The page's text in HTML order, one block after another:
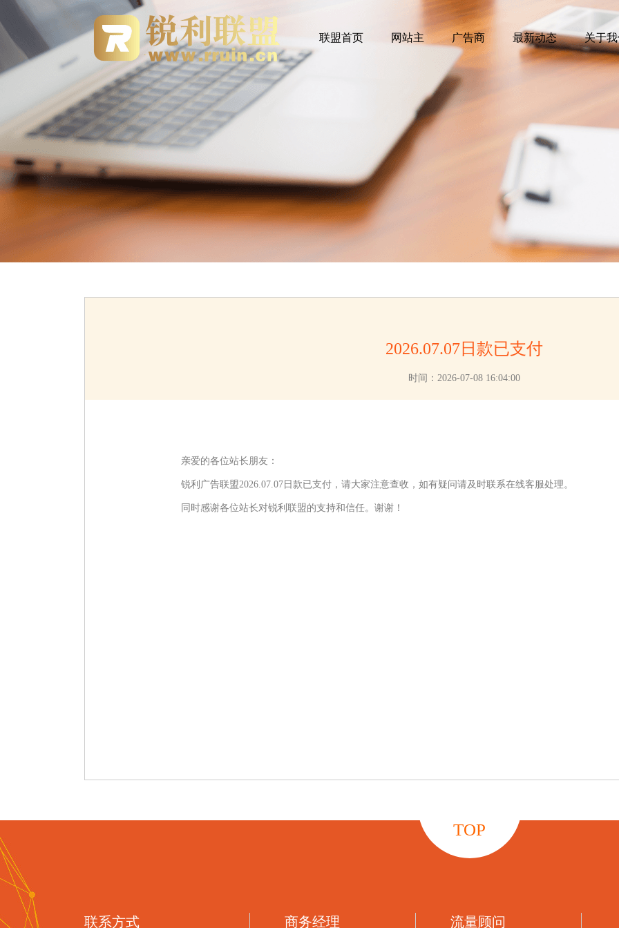
联盟首页 网站主 广告商 最新动态 关于
2026.07.07日款已支付
时间：2026-07-08 16:04:00
亲爱的各位站长朋友：
锐利广告联盟2026.07.07日款已支付，请大家注意查收，如有疑问请及时联系在线客服处理。
同时感谢各位站长对锐利联盟的支持和信任。谢谢！
TOP
联系方式 商务经理 流量顾问